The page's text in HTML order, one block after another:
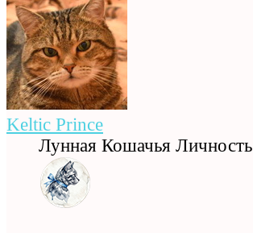
Keltic Prince
Лунная Кошачья Личность